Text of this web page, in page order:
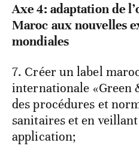
Axe 4: adaptation de
Maroc aux nouvelles
mondiales
7. Créer un label
internationale «Green
des procédures et
sanitaires et en
application;